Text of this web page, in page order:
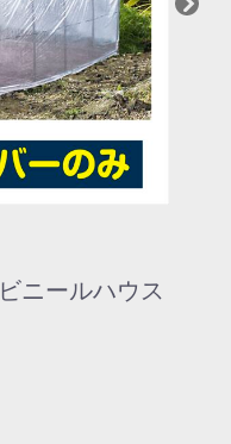
ニールハウス